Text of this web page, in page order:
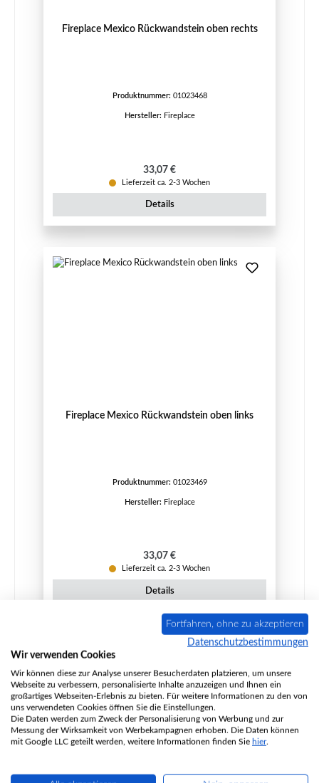
Fireplace Mexico Rückwandstein oben rechts
Produktnummer: 01023468
Hersteller: Fireplace
Regulärer Preis:
33,07 €
Lieferzeit ca. 2-3 Wochen
Details
Fireplace Mexico Rückwandstein oben links
Produktnummer: 01023469
Hersteller: Fireplace
Regulärer Preis:
33,07 €
Lieferzeit ca. 2-3 Wochen
Details
Fortfahren, ohne zu akzeptieren
Datenschutzbestimmungen
Wir verwenden Cookies
Wir können diese zur Analyse unserer Besucherdaten platzieren, um unsere
Webseite zu verbessern, personalisierte Inhalte anzuzeigen und Ihnen ein
großartiges Webseiten-Erlebnis zu bieten. Für weitere Informationen zu den von
uns verwendeten Cookies öffnen Sie die Einstellungen.
Die Daten werden zum Zweck der Personalisierung von Werbung und zur
Messung der Wirksamkeit von Werbekampagnen erhoben. Die Daten können
mit Google LLC geteilt werden, weitere Informationen finden Sie hier.